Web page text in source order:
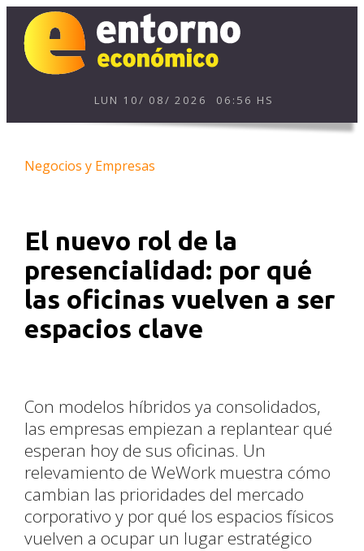
LUN 10/ 08/ 2026 06:56 HS
Negocios y Empresas
El nuevo rol de la
presencialidad: por qué
las oficinas vuelven a ser
espacios clave
Con modelos híbridos ya consolidados,
las empresas empiezan a replantear qué
esperan hoy de sus oficinas. Un
relevamiento de WeWork muestra cómo
cambian las prioridades del mercado
corporativo y por qué los espacios físicos
vuelven a ocupar un lugar estratégico